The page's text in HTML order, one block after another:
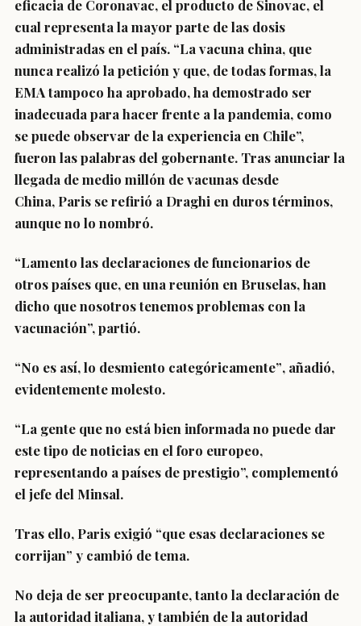
eficacia de Coronavac, el producto de Sinovac, el
cual representa la mayor parte de las dosis
administradas en el país. “La vacuna china, que
nunca realizó la petición y que, de todas formas, la
EMA tampoco ha aprobado,ha demostrado ser
inadecuada para hacer frente a la pandemia, como
se puede observar de la experiencia en Chile”,
fueron las palabras del gobernante. Tras anunciar la
llegada de medio millón de vacunas desde
China, Paris se refirió a Draghi en duros términos,
aunque no lo nombró.
“Lamento las declaraciones de funcionarios de
otros países que, en una reunión en Bruselas, han
dicho que nosotros tenemos problemas con la
vacunación”, partió.
“No es así, lo desmiento categóricamente”, añadió,
evidentemente molesto.
“La gente que no está bien informada no puede dar
este tipo de noticias en el foro europeo,
representando a países de prestigio”, complementó
el jefe del Minsal.
Tras ello, Paris exigió “que esas declaraciones se
corrijan” y cambió de tema.
No deja de ser preocupante, tanto la declaración de
la autoridad italiana, y también de la autoridad